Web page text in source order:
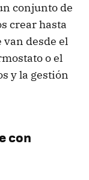
conjunto de
crear hasta
van desde el
o el
y la gestión
con